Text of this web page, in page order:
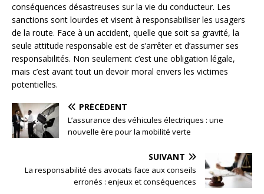
conséquences désastreuses sur la vie du conducteur. Les
sanctions sont lourdes et visent à responsabiliser les usagers
de la route. Face à un accident, quelle que soit sa gravité, la
seule attitude responsable est de s’arrêter et d’assumer ses
responsabilités. Non seulement c’est une obligation légale,
mais c’est avant tout un devoir moral envers les victimes
potentielles.
PRÉCÉDENT
L’assurance des véhicules électriques : une
nouvelle ère pour la mobilité verte
SUIVANT
La responsabilité des avocats face aux conseils
erronés : enjeux et conséquences